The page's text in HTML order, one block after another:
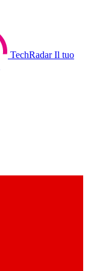
TechRadar Il tuo